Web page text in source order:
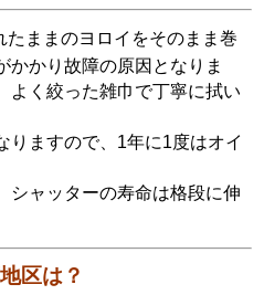
たままのヨロイをそのまま巻
かかり故障の原因となりま
よく絞った雑巾で丁寧に拭い
りますので、1年に1度はオイ
シャッターの寿命は格段に伸
区は？